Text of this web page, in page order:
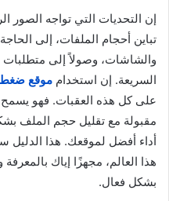
إن التحديات التي تواجه الصور
تباين أحجام الملفات، إلى
والشاشات، وصولاً إلى
السريعة. إن استخدام موقع ضغط
على كل هذه العقبات. فهو
مقبولة مع تقليل حجم الملف
أداء أفضل لموقعك. هذا
هذا العالم، مجهزًا إياك
بشكل فعال.